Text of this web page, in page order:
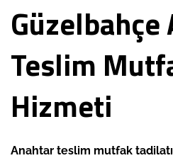
Teslim
Hizmeti
Anahtar teslim mutfak tadilatı